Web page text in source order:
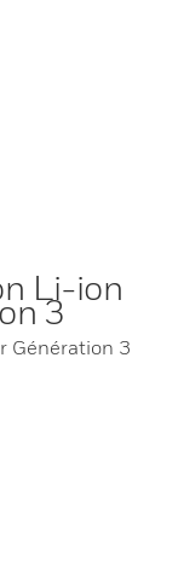
Li-ion
3
Génération 3